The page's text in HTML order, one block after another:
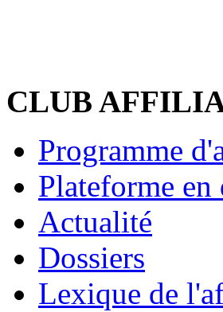
CLUB
Programme
Plateforme en
Actualité
Dossiers
Lexique de